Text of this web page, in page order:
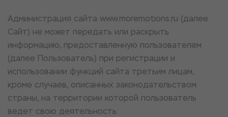
Администрация сайта www.moremotions.ru (далее
Сайт) не может передать или раскрыть
информацию, предоставленную пользователем
(далее Пользователь) при регистрации и
использовании функций сайта третьим лицам,
кроме случаев, описанных законодательством
страны, на территории которой пользователь
ведет свою деятельность.